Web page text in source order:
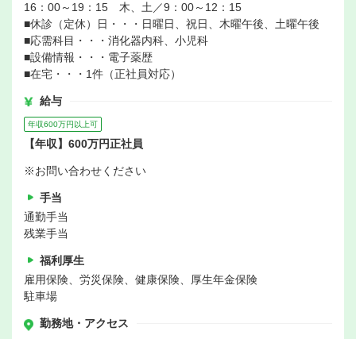
16：00～19：15 木、土／9：00～12：15
■休診（定休）日・・・日曜日、祝日、木曜午後、土曜午後
■応需科目・・・消化器内科、小児科
■設備情報・・・電子薬歴
■在宅・・・1件（正社員対応）
給与
年収600万円以上可
【年収】600万円正社員
※お問い合わせください
手当
通勤手当
残業手当
福利厚生
雇用保険、労災保険、健康保険、厚生年金保険
駐車場
勤務地・アクセス